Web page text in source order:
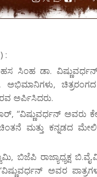
:
ಸಿಂಹ ಡಾ. ವಿಷ್ಣುವರ್ಧನ್
ಅಭಿಮಾನಿಗಳು,
ಅರ್ಪಿಸಿದರು.
“ವಿಷ್ಣುವರ್ಧನ್ ಅವರು
ಮತ್ತು ಕನ್ನಡದ
ಬಿಜೆಪಿ ರಾಜ್ಯಾಧ್ಯಕ್ಷ
ಅವರ ಪಾತ್ರಗಳು